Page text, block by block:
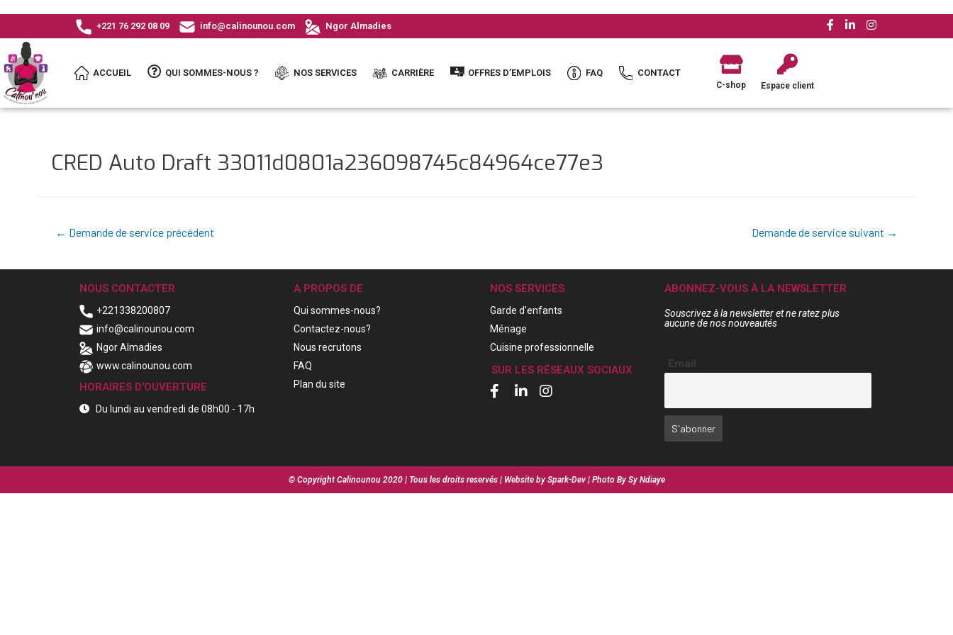
+221 76 292 08 09 info@calinounou.com Ngor Almadies
ACCUEIL QUI SOMMES-NOUS ? NOS SERVICES CARRIÈRE OFFRES D’EMPLOIS FAQ CONTACT
C-shop Espace client
CRED Auto Draft 33011d0801a236098745c84964ce77e3
← Demande de service précédent Demande de service suivant →
NOUS CONTACTER
+221338200807
info@calinounou.com
Ngor Almadies
www.calinounou.com
HORAIRES D'OUVERTURE
Du lundi au vendredi de 08h00 - 17h
A PROPOS DE
Qui sommes-nous?
Contactez-nous?
Nous recrutons
FAQ
Plan du site
NOS SERVICES
Garde d'enfants
Ménage
Cuisine professionnelle
SUR LES RÉSEAUX SOCIAUX
ABONNEZ-VOUS À LA NEWSLETTER
Souscrivez à la newsletter et ne ratez plus
aucune de nos nouveautés
Email
© Copyright Calinounou 2020 | Tous les droits reservés | Website by Spark-Dev | Photo By Sy Ndiaye